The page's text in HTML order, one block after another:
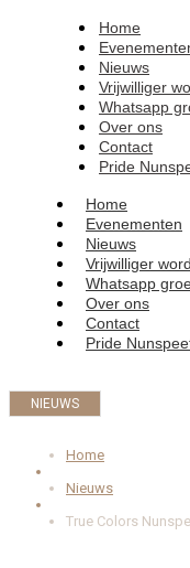
Home
Nieuws
Vrijwilliger
Whatsapp
Over ons
Contact
Pride
Home
Evenementen
Nieuws
Vrijwilliger
Whatsapp
Over ons
Contact
Pride
NIEUWS
Home
Nieuws
True Colors